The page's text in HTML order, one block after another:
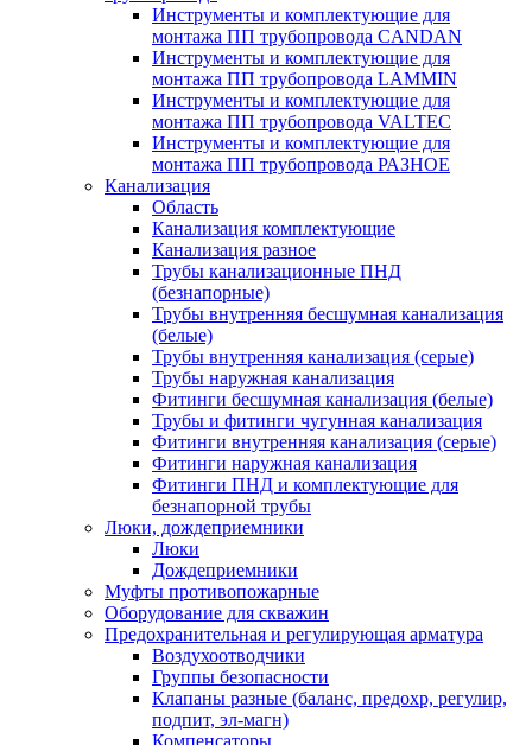
Инструменты и комплектующие для
монтажа ПП трубопровода CANDAN
Инструменты и комплектующие для
монтажа ПП трубопровода LAMMIN
Инструменты и комплектующие для
монтажа ПП трубопровода VALTEC
Инструменты и комплектующие для
монтажа ПП трубопровода РАЗНОЕ
Канализация
Область
Канализация комплектующие
Канализация разное
Трубы канализационные ПНД
(безнапорные)
Трубы внутренняя бесшумная канализация
(белые)
Трубы внутренняя канализация (серые)
Трубы наружная канализация
Фитинги бесшумная канализация (белые)
Трубы и фитинги чугунная канализация
Фитинги внутренняя канализация (серые)
Фитинги наружная канализация
Фитинги ПНД и комплектующие для
безнапорной трубы
Люки, дождеприемники
Люки
Дождеприемники
Муфты противопожарные
Оборудование для скважин
Предохранительная и регулирующая арматура
Воздухоотводчики
Группы безопасности
Клапаны разные (баланс, предохр, регулир,
подпит, эл-магн)
Компенсаторы